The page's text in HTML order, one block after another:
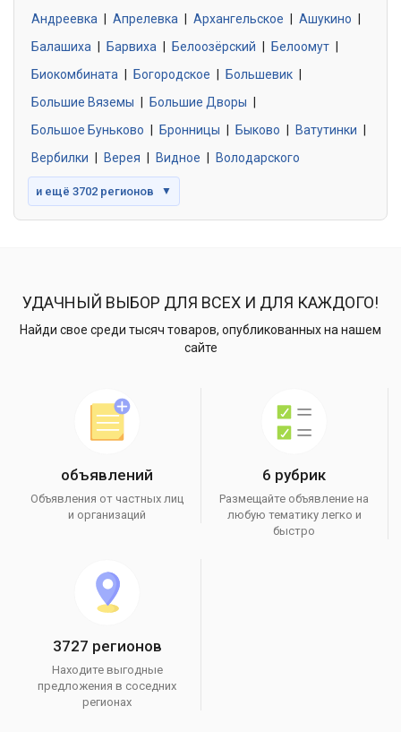
Знакомства без обязательств
0 объявлений
Андреевка
Апрелевка Архангельское Ашукино
Балашиха
Барвиха Белоозёрский Белоомут
Биокомбината
Богородское Большевик
Большие Вяземы
Большие Дворы
Большое Буньково
Бронницы Быково Ватутинки
Вербилки
Верея Видное Володарского
и ещё 3702 регионов ▼
УДАЧНЫЙ ВЫБОР ДЛЯ ВСЕХ И ДЛЯ КАЖДОГО!
Найди свое среди тысяч товаров, опубликованных на нашем
сайте
объявлений
Объявления от частных лиц
и организаций
6 рубрик
Размещайте объявление на
любую тематику легко и
быстро
3727 регионов
Находите выгодные
предложения в соседних
регионах